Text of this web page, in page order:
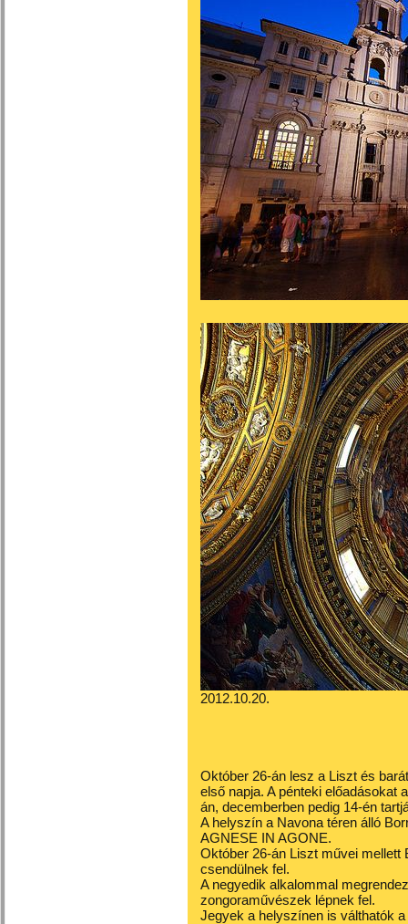
2012.10.20.
Október 26-án lesz a Liszt és
első napja. A pénteki előadásokat
án, decemberben pedig 14-én
A helyszín a Navona téren álló
AGNESE IN AGONE.
Október 26-án Liszt művei
csendülnek fel.
A negyedik alkalommal
zongoraművészek lépnek fel.
Jegyek a helyszínen is válthatók